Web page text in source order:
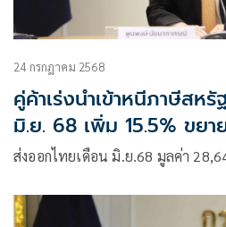
24 กรกฎาคม 2568
คู่ค้าเร่งนำเข้าหนีภาษีสห
มิ.ย. 68 เพิ่ม 15.5% ขย
เดือนที่ 12
ส่งออกไทยเดือน มิ.ย.68 มูลค่า